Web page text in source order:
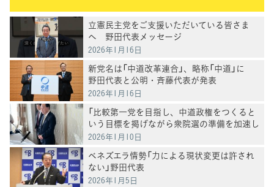
立憲民主党をご支援いただいている皆さま
へ 野田代表メッセージ
2026年1月16日
新党名は「中道改革連合」、略称「中道」に
野田代表と公明・斉藤代表が発表
2026年1月16日
「比較第一党を目指し、中道政権をつくると
いう目標を掲げながら衆院選の準備を加速し
たい」野田代表
2026年1月10日
ベネズエラ情勢「力による現状変更は許され
ない」野田代表
2026年1月5日